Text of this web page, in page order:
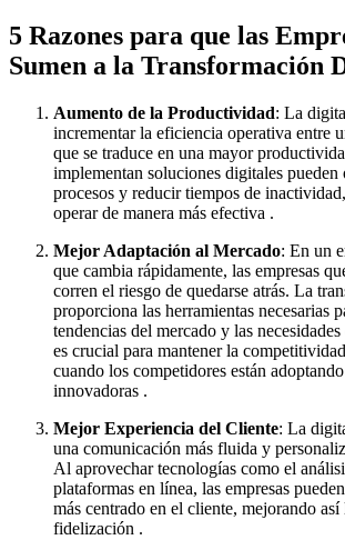
5 Razones para que las
Sumen a la Transformación
Aumento de la Productividad: La
incrementar la eficiencia operativa entre
que se traduce en una mayor
implementan soluciones digitales pueden
procesos y reducir tiempos de
operar de manera más efectiva .
Mejor Adaptación al Mercado: En un
que cambia rápidamente, las empresas
corren el riesgo de quedarse atrás. La
proporciona las herramientas necesarias
tendencias del mercado y las
es crucial para mantener la
cuando los competidores están
innovadoras .
Mejor Experiencia del Cliente: La
una comunicación más fluida y
Al aprovechar tecnologías como el
plataformas en línea, las empresas
más centrado en el cliente, mejorando
fidelización .